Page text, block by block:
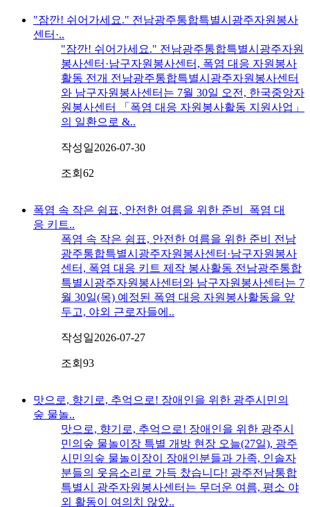
"잠깐! 쉬어가세요." 전남광주통합특별시광주자원봉사
센터·..
"잠깐! 쉬어가세요." 전남광주통합특별시광주자원
봉사센터·남구자원봉사센터, 폭염 대응 자원봉사
활동 전개 전남광주통합특별시광주자원봉사센터
와 남구자원봉사센터는 7월 30일 오전, 한국중앙자
원봉사센터 「폭염 대응 자원봉사활동 지원사업」
의 일환으로 &..
작성일2026-07-30
조회 62
폭염 속 작은 쉼표, 안전한 여름을 위한 준비_폭염 대
응 키트..
폭염 속 작은 쉼표, 안전한 여름을 위한 준비 전남
광주통합특별시광주자원봉사센터·남구자원봉사
센터, 폭염 대응 키트 제작 봉사활동 전남광주통합
특별시광주자원봉사센터와 남구자원봉사센터는 7
월 30일(목) 예정된 폭염 대응 자원봉사활동을 앞
두고, 야외 근로자들에..
작성일2026-07-27
조회 93
맛으로, 향기로, 추억으로! 장애인을 위한 광주시민의
숲 물놀..
맛으로, 향기로, 추억으로! 장애인을 위한 광주시
민의숲 물놀이장 특별 개방 현장 오늘(27일), 광주
시민의숲 물놀이장이 장애인분들과 가족, 인솔자
분들의 웃음소리로 가득 찼습니다! 광주전남통합
특별시 광주자원봉사센터는 무더운 여름, 평소 야
외 활동이 여의치 않았..